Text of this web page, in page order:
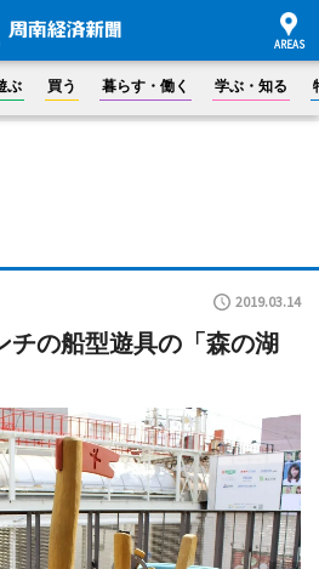
ぶ 買う 暮らす・働く 学ぶ・知る
2019.03.14
の船型遊具の「森の湖